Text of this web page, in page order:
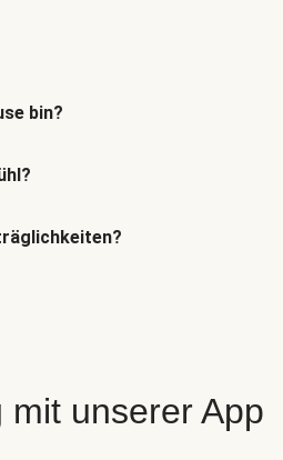
bin?
mit unserer App